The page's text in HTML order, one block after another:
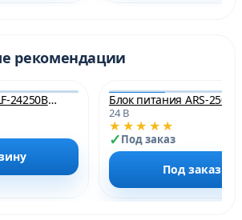
рекомендации
Блок питания ELF-24250BEslim-JH 250W 24V IP20 10.4A
24 В
★★★★★
Под заказ
Под заказ